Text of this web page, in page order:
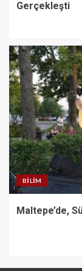
Gerçekleşti
BILIM
Maltepe’de,